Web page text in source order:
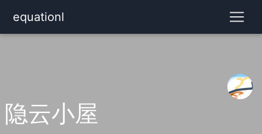
equationl
隐云小屋